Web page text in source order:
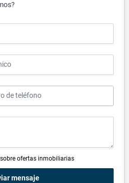
ofertas inmobiliarias
mensaje